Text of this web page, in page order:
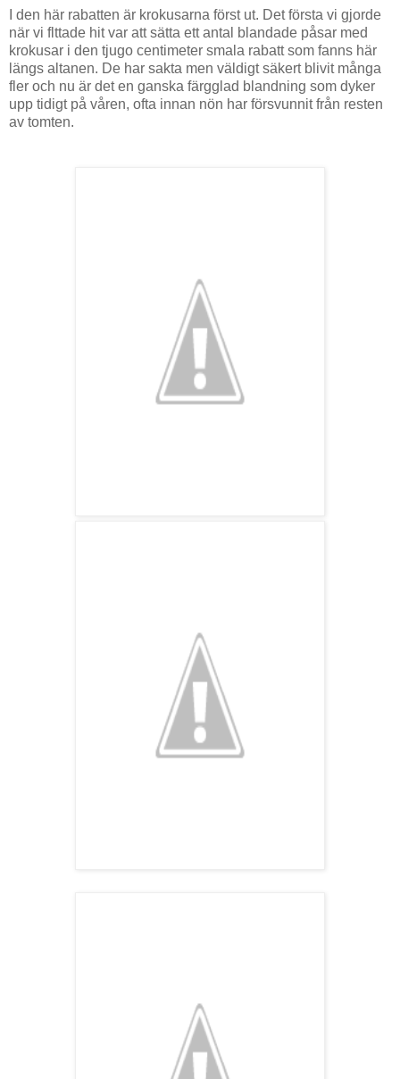
I den här rabatten är krokusarna först ut. Det första vi gjorde
när vi flttade hit var att sätta ett antal blandade påsar med
krokusar i den tjugo centimeter smala rabatt som fanns här
längs altanen. De har sakta men väldigt säkert blivit många
fler och nu är det en ganska färgglad blandning som dyker
upp tidigt på våren, ofta innan nön har försvunnit från resten
av tomten.